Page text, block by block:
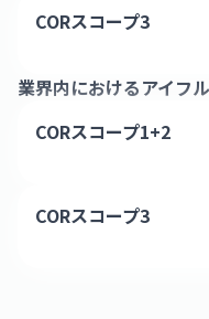
CORスコープ3
業界内におけるアイフル
CORスコープ1+2
CORスコープ3